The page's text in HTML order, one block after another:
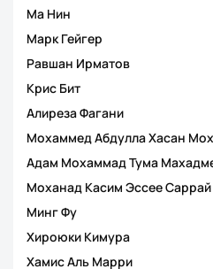
Ма Нин
Марк Гейгер
Равшан Ирматов
Крис Бит
Алиреза Фагани
Мохаммед Абдулла Хасан
Адам Мохаммад Тума
Моханад Касим Эссее Саррай
Минг Фу
Хироюки Кимура
Хамис Аль Марри